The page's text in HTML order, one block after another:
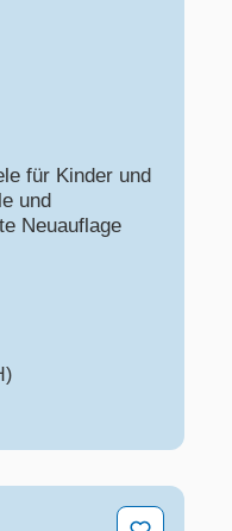
für Kinder und
und
Neuauflage
in der Kita sinnvoll